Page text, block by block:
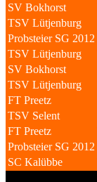
SV Bokhorst
TSV Lütjenburg
Probsteier SG 2012
TSV Lütjenburg
SV Bokhorst
TSV Lütjenburg
FT Preetz
TSV Selent
FT Preetz
Probsteier SG 2012
SC Kalübbe